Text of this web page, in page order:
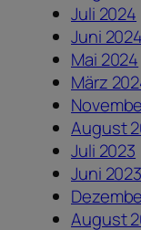
Juli 2024
Juni 2024
Mai 2024
März
August
Juli 2023
Juni 2023
August